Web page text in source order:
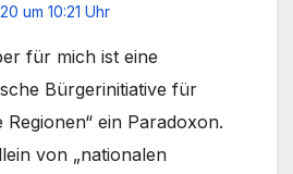
um 10:21 Uhr
für mich ist eine
Bürgerinitiative für
Regionen“ ein Paradoxon.
von „nationalen